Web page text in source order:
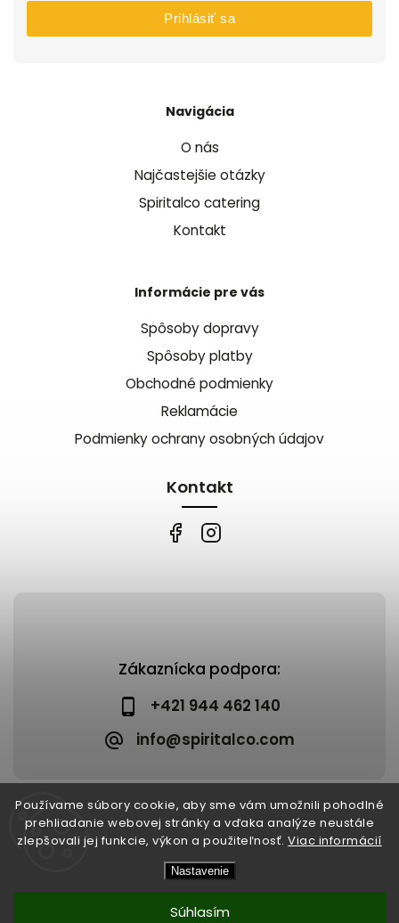
Používame súbory cookie, aby sme vám umožnili pohodlné
prehliadanie webovej stránky a vďaka analýze neustále
zlepšovali jej funkcie, výkon a použiteľnosť.Viac informácií
Nastavenie
Súhlasím
Zákaznícka podpora:
+421 944 462 140
info@spiritalco.com
Navigácia
O nás
Najčastejšie otázky
Spiritalco catering
Kontakt
Informácie pre vás
Spôsoby dopravy
Spôsoby platby
Obchodné podmienky
Reklamácie
Podmienky ochrany osobných údajov
Kontakt
Prihlásiť sa
Spiritalco. Všetky práva vyhradené.
Upraviť nastavenie cookies
Shoptet | Design